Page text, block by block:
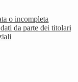
o incompleta
da parte dei titolari